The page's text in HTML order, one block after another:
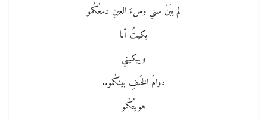
لم يبَنْ سني وملءَ العينِ دمعُكُمو
بكيتُ أنا
ويبكيني
دوامُ الخُلفِ بينَكُمو..
هويتُكُمو